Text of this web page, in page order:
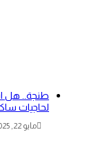
لحاجيات
مايو 22, 2025